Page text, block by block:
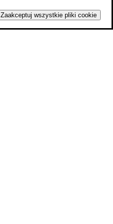
Zaakceptuj wszystkie pliki cookie